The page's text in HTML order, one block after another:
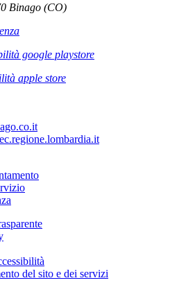
Binago (CO)
google playstore
apple store
del sito e dei servizi